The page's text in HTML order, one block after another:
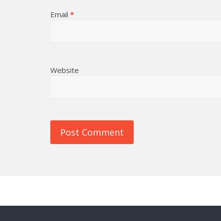
Email *
Website